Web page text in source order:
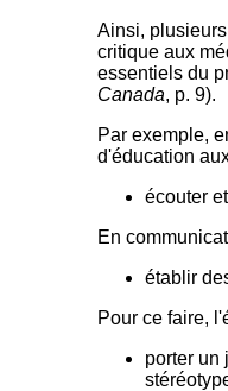
Ainsi,
critique aux
essentiels du
Canada, p. 9).
Par exemple,
d'éducation
écouter
En
établir
Pour ce faire,
porter un